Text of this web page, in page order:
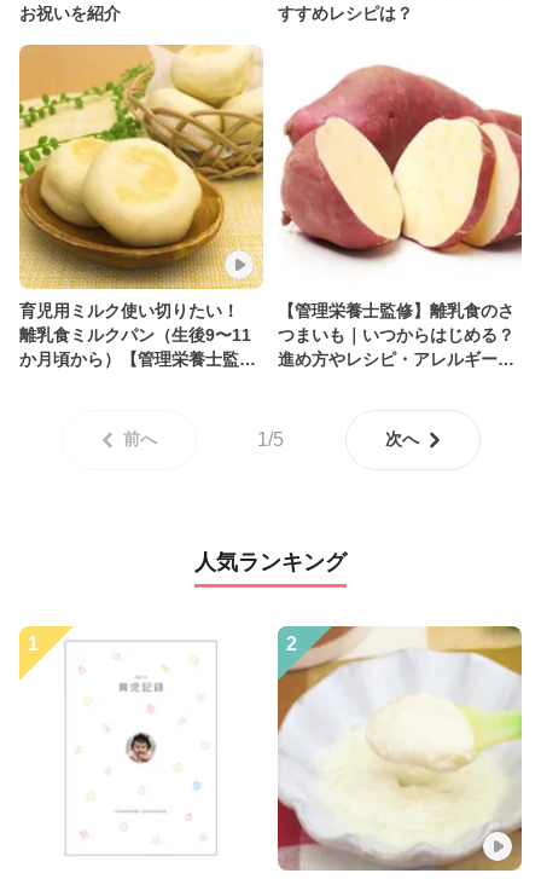
お祝いを紹介
すすめレシピは？
育児用ミルク使い切りたい！
離乳食ミルクパン（生後9〜11
か月頃から）【管理栄養士監
【管理栄養士監修】離乳食のさ
つまいも｜いつからはじめる？
進め方やレシピ・アレルギーに
前へ 1/5 次へ
人気ランキング
1 2